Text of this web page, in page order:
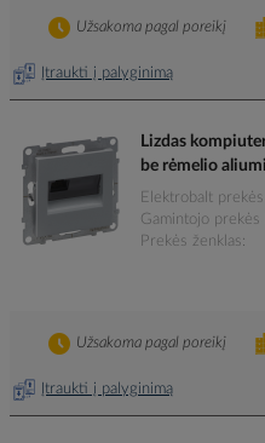
Įtraukti į palyginimą
Užsakoma pagal poreikį
Lizdas
be rėmelio
Elektrobalt
Gamintojo prekės
Prekės ženklas
Įtraukti į palyginimą
Užsakoma pagal poreikį